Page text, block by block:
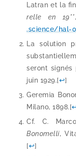
Latran et la
relle en 19**
.science/​h​a​l​-​
La solu­tion
seront signés
juin 1929.[↩]
Geremia
Milano, 1898.[
Cf. C.
Bonomelli,
[↩]